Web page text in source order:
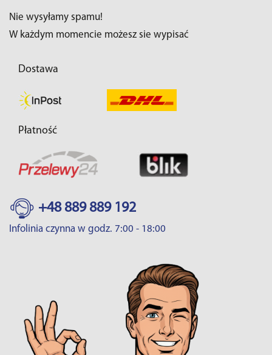
Nie wysyłamy spamu!
W każdym momencie możesz sie wypisać
Dostawa
Płatność
+48 889 889 192
Infolinia czynna w godz. 7:00 - 18:00